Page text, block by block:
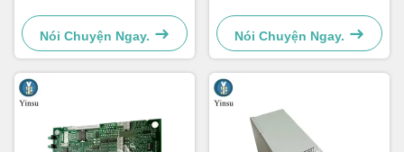
1750147868
Nói Chuyện Ngay.
Nói Chuyện Ngay.